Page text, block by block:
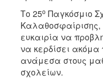
Το 25ο Παγκόσμιο
ευκαιρία να
να κερδίσει ακόμα
ανάμεσα στους
σχολείων.